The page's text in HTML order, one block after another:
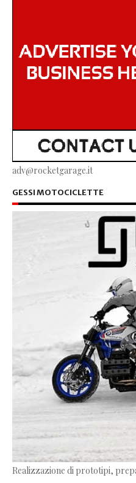
adv@rocketgarage.it
GESSI MOTOCICLETTE
Realizzazione di prototipi,